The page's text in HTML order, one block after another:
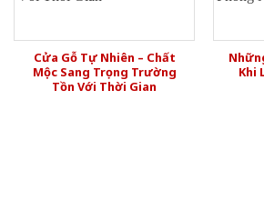
Cửa Gỗ Tự Nhiên – Chất
Mộc Sang Trọng Trường
Tồn Với Thời Gian
Khi